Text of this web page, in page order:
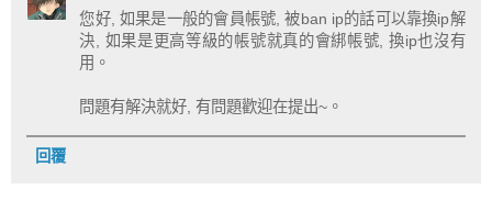
您好, 如果是一般的會員帳號, 被ban ip的話可以靠換ip解
決, 如果是更高等級的帳號就真的會綁帳號, 換ip也沒有
用。
問題有解決就好, 有問題歡迎在提出~。
回覆